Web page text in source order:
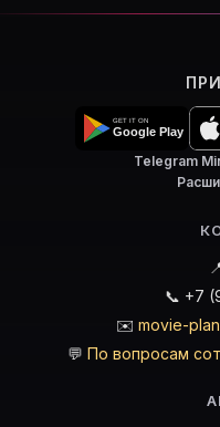
Telegram
📞 +7
✉️ movie-
💬 По вопросам